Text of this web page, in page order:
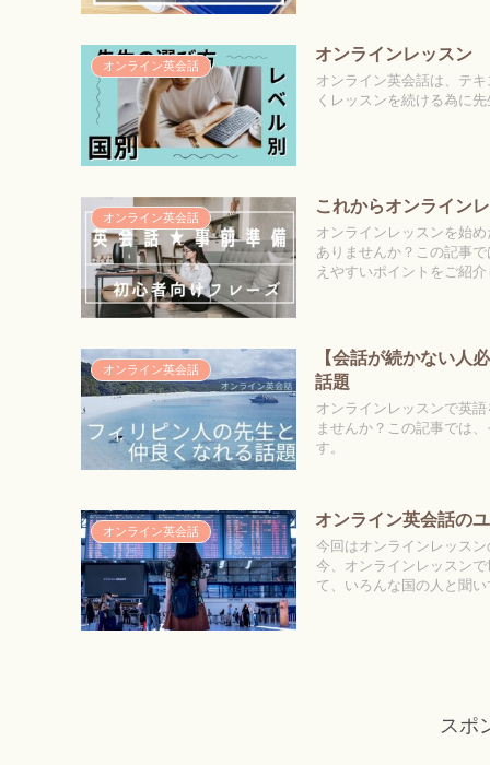
オンライン英会話
オンラインレッスン
オンライン英会話は、テ
くレッスンを続ける為に
オンライン英会話
これからオンライン
オンラインレッスンを始
ありませんか？この記事
えやすいポイントをご紹
オンライン英会話
【会話が続かない人
話題
オンラインレッスンで英
ませんか？この記事では
す。
オンライン英会話
オンライン英会話の
今回はオンラインレッス
今、オンラインレッスン
て、いろんな国の人と聞
スポ